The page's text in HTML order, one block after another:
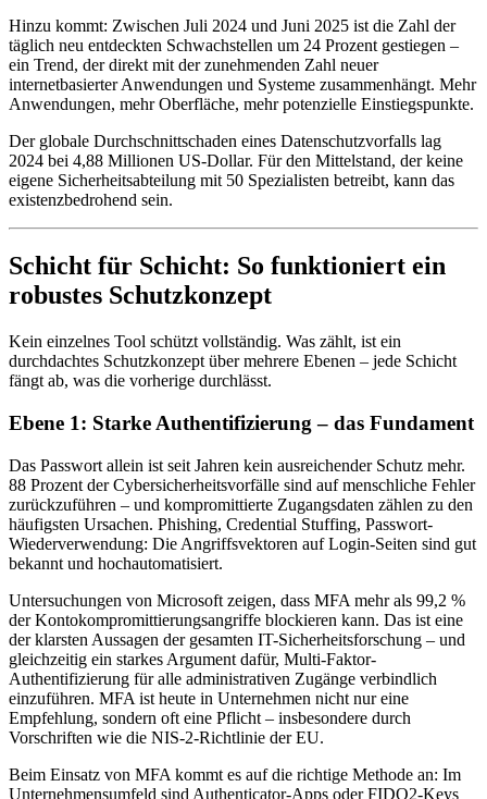
Hinzu kommt: Zwischen Juli 2024 und Juni 2025 ist die Zahl der
täglich neu entdeckten Schwachstellen um 24 Prozent gestiegen –
ein Trend, der direkt mit der zunehmenden Zahl neuer
internetbasierter Anwendungen und Systeme zusammenhängt. Mehr
Anwendungen, mehr Oberfläche, mehr potenzielle Einstiegspunkte.
Der globale Durchschnittschaden eines Datenschutzvorfalls lag
2024 bei 4,88 Millionen US-Dollar. Für den Mittelstand, der keine
eigene Sicherheitsabteilung mit 50 Spezialisten betreibt, kann das
existenzbedrohend sein.
Schicht für Schicht: So funktioniert ein
robustes Schutzkonzept
Kein einzelnes Tool schützt vollständig. Was zählt, ist ein
durchdachtes Schutzkonzept über mehrere Ebenen – jede Schicht
fängt ab, was die vorherige durchlässt.
Ebene 1: Starke Authentifizierung – das Fundament
Das Passwort allein ist seit Jahren kein ausreichender Schutz mehr.
88 Prozent der Cybersicherheitsvorfälle sind auf menschliche Fehler
zurückzuführen – und kompromittierte Zugangsdaten zählen zu den
häufigsten Ursachen. Phishing, Credential Stuffing, Passwort-
Wiederverwendung: Die Angriffsvektoren auf Login-Seiten sind gut
bekannt und hochautomatisiert.
Untersuchungen von Microsoft zeigen, dass MFA mehr als 99,2 %
der Kontokompromittierungsangriffe blockieren kann. Das ist eine
der klarsten Aussagen der gesamten IT-Sicherheitsforschung – und
gleichzeitig ein starkes Argument dafür, Multi-Faktor-
Authentifizierung für alle administrativen Zugänge verbindlich
einzuführen. MFA ist heute in Unternehmen nicht nur eine
Empfehlung, sondern oft eine Pflicht – insbesondere durch
Vorschriften wie die NIS-2-Richtlinie der EU.
Beim Einsatz von MFA kommt es auf die richtige Methode an: Im
Unternehmensumfeld sind Authenticator-Apps oder FIDO2-Keys